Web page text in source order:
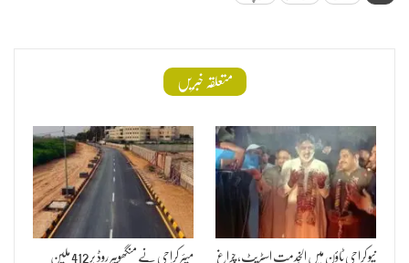
متعلقہ خبریں
نیو کراچی ٹاؤن میں الخدمت اسٹریٹ، چراغ
میئر کراچی نے منگھوپیر روڈ پر 412 ملین